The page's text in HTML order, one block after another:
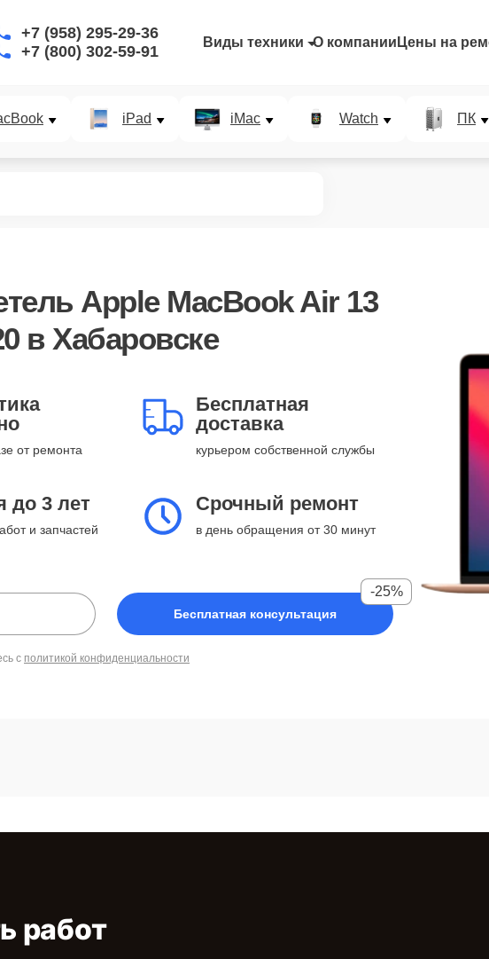
+7 (958) 295-29-36
+7 (800) 302-59-91
Виды техники О компании Цены на
iPad iMac Watch ПК
Apple MacBook Air 13
в Хабаровске
от ремонта
Бесплатная
доставка
курьером собственной службы
до 3 лет
и запчастей
Срочный ремонт
в день обращения от 30 минут
Бесплатная консультация
-25%
с политикой конфиденциальности
работ